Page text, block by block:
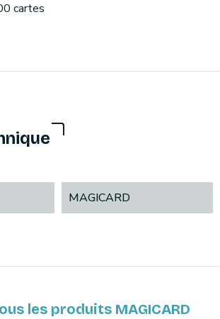
cartes
MAGICARD
les produits MAGICARD